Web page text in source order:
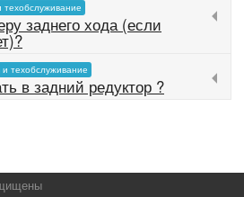
техобслуживание
заднего хода (если
и техобслуживание
в задний редуктор ?